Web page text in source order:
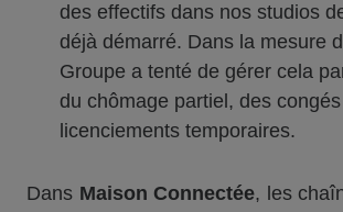
des effectifs dans nos studios
déjà démarré. Dans la mesure
Groupe a tenté de gérer cela
du chômage partiel, des
licenciements temporaires.
Dans Maison Connectée, les